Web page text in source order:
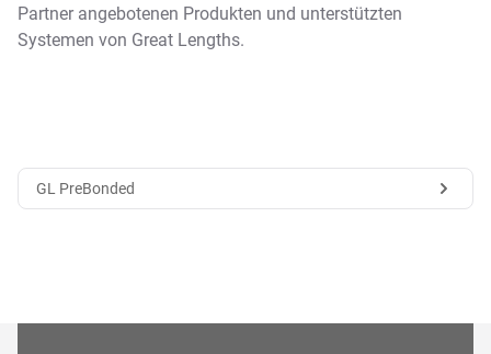
Partner angebotenen Produkten und unterstützten
Systemen von Great Lengths.
GL PreBonded